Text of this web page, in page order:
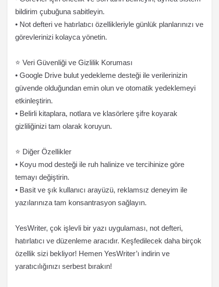
bildirim çubuğuna sabitleyin.
• Not defteri ve hatırlatıcı özellikleriyle günlük planlarınızı ve
görevlerinizi kolayca yönetin.
⭐ Veri Güvenliği ve Gizlilik Koruması
• Google Drive bulut yedekleme desteği ile verilerinizin
güvende olduğundan emin olun ve otomatik yedeklemeyi
etkinleştirin.
• Belirli kitaplara, notlara ve klasörlere şifre koyarak
gizliliğinizi tam olarak koruyun.
⭐ Diğer Özellikler
• Koyu mod desteği ile ruh halinize ve tercihinize göre
temayı değiştirin.
• Basit ve şık kullanıcı arayüzü, reklamsız deneyim ile
yazılarınıza tam konsantrasyon sağlayın.
YesWriter, çok işlevli bir yazı uygulaması, not defteri,
hatırlatıcı ve düzenleme aracıdır. Keşfedilecek daha birçok
özellik sizi bekliyor! Hemen YesWriter’ı indirin ve
yaratıcılığınızı serbest bırakın!